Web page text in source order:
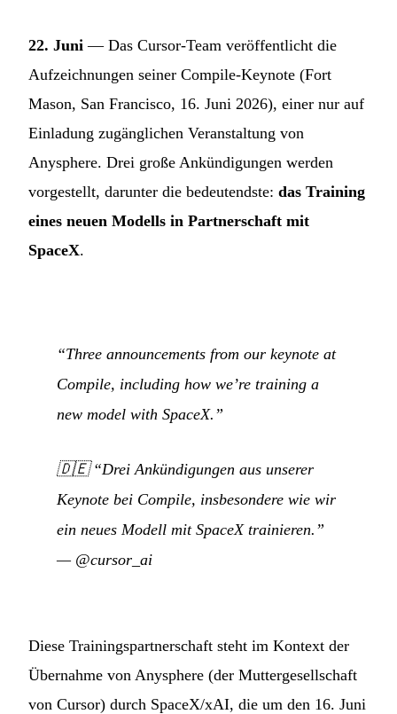
22. Juni — Das Cursor-Team veröffentlicht die
Aufzeichnungen seiner Compile-Keynote (Fort
Mason, San Francisco, 16. Juni 2026), einer nur auf
Einladung zugänglichen Veranstaltung von
Anysphere. Drei große Ankündigungen werden
vorgestellt, darunter die bedeutendste: das Training
eines neuen Modells in Partnerschaft mit
SpaceX.
“Three announcements from our keynote at
Compile, including how we’re training a
new model with SpaceX.”
🇩🇪“Drei Ankündigungen aus unserer
Keynote bei Compile, insbesondere wie wir
ein neues Modell mit SpaceX trainieren.”
— @cursor_ai
Diese Trainingspartnerschaft steht im Kontext der
Übernahme von Anysphere (der Muttergesellschaft
von Cursor) durch SpaceX/xAI, die um den 16. Juni